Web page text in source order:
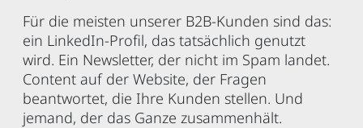
Für die meisten unserer B2B-Kunden sind das:
ein LinkedIn-Profil, das tatsächlich genutzt
wird. Ein Newsletter, der nicht im Spam landet.
Content auf der Website, der Fragen
beantwortet, die Ihre Kunden stellen. Und
jemand, der das Ganze zusammenhält.